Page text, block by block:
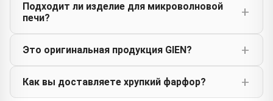
Подходит ли изделие для микроволновой
печи?
Это оригинальная продукция GIEN?
Как вы доставляете хрупкий фарфор?